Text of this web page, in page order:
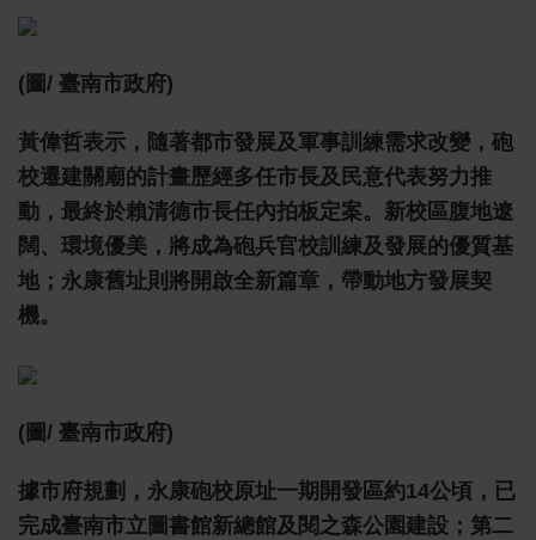
(圖/ 臺南市政府)
黃偉哲表示，隨著都市發展及軍事訓練需求改變，砲
校遷建關廟的計畫歷經多任市長及民意代表努力推
動，最終於賴清德市長任內拍板定案。新校區腹地遼
闊、環境優美，將成為砲兵官校訓練及發展的優質基
地；永康舊址則將開啟全新篇章，帶動地方發展契
機。
(圖/ 臺南市政府)
據市府規劃，永康砲校原址一期開發區約14公頃，已
完成臺南市立圖書館新總館及閱之森公園建設；第二